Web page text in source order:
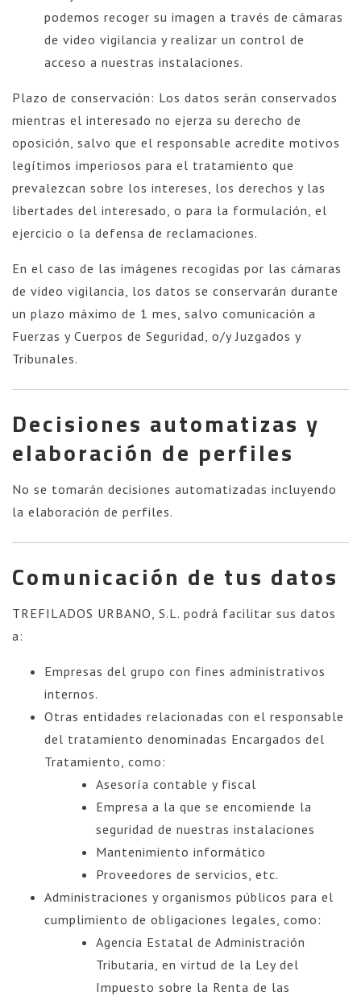
podemos recoger su imagen a través de cámaras
de video vigilancia y realizar un control de
acceso a nuestras instalaciones.
Plazo de conservación: Los datos serán conservados
mientras el interesado no ejerza su derecho de
oposición, salvo que el responsable acredite motivos
legítimos imperiosos para el tratamiento que
prevalezcan sobre los intereses, los derechos y las
libertades del interesado, o para la formulación, el
ejercicio o la defensa de reclamaciones.
En el caso de las imágenes recogidas por las cámaras
de video vigilancia, los datos se conservarán durante
un plazo máximo de 1 mes, salvo comunicación a
Fuerzas y Cuerpos de Seguridad, o/y Juzgados y
Tribunales.
Decisiones automatizas y
elaboración de perfiles
No se tomarán decisiones automatizadas incluyendo
la elaboración de perfiles.
Comunicación de tus datos
TREFILADOS URBANO, S.L. podrá facilitar sus datos
a:
Empresas del grupo con fines administrativos
internos.
Otras entidades relacionadas con el responsable
del tratamiento denominadas Encargados del
Tratamiento, como:
Asesoría contable y fiscal
Empresa a la que se encomiende la
seguridad de nuestras instalaciones
Mantenimiento informático
Proveedores de servicios, etc.
Administraciones y organismos públicos para el
cumplimiento de obligaciones legales, como:
Agencia Estatal de Administración
Tributaria, en virtud de la Ley del
Impuesto sobre la Renta de las